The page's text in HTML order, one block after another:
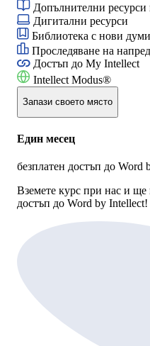
Допълнителни
Дигитални ресурси
Библиотека с нови думи
Проследяване на
Достъп до My Intellect
Intellect Modus®
Запази своето място
Един месец
безплатен достъп до Word
Вземете курс при нас и ще
достъп до Word by Intellect!